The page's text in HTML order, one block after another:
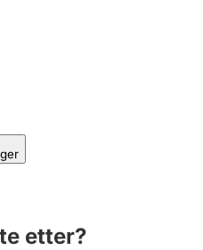
etter?